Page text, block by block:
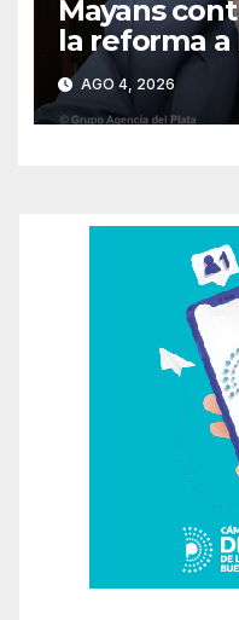
Mayans
la reforma a
«Esta ley
AGO 4, 2026